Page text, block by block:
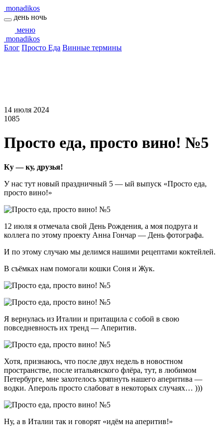
monadikos
день ночь
меню
monadikos
Блог Просто Еда Винные термины
14 июля 2024
1085
Просто еда, просто вино! №5
Ку — ку, друзья!
У нас тут новый праздничный 5 — ый выпуск «Просто еда,
просто вино!»
12 июля я отмечала свой День Рождения, а моя подруга и
коллега по этому проекту Анна Гончар — День фотографа.
И по этому случаю мы делимся нашими рецептами коктейлей.
В съёмках нам помогали кошки Соня и Жук.
Я вернулась из Италии и притащила с собой в свою
повседневность их тренд — Аперитив.
Хотя, признаюсь, что после двух недель в новостном
пространстве, после итальянского флёра, тут, в любимом
Петербурге, мне захотелось хряпнуть нашего аперитива —
водки. Апероль просто слабоват в некоторых случаях… )))
Ну, а в Италии так и говорят «идём на аперитив!»